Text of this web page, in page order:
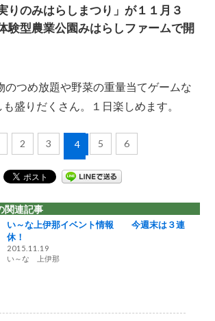
りのみはらしまつり」が１１月３
験型農業公園みはらしファームで開
のつめ放題や野菜の重量当てゲームな
盛りだくさん。１日楽しめます。
2 3 4 5 6
関連記事
い～な上伊那イベント情報 今週末は３連
休！
2015.11.19
い～な 上伊那